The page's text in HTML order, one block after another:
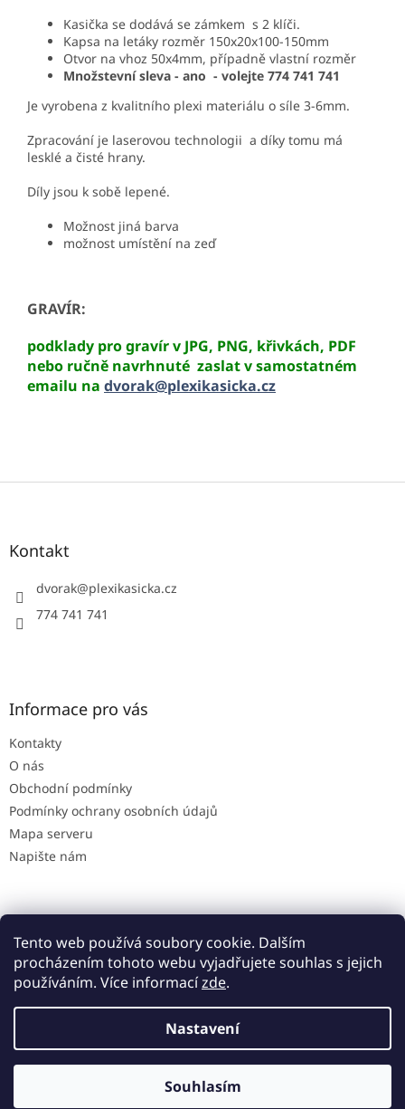
Tento web používá soubory cookie. Dalším
procházením tohoto webu vyjadřujete souhlas s jejich
používáním. Více informacízde.
Nastavení
Souhlasím
Kasička se dodává se zámkem s 2 klíči.
Kapsa na letáky rozměr 150x20x100-150mm
Otvor na vhoz 50x4mm, případně vlastní rozměr
Množstevní sleva - ano - volejte 774 741 741
Je vyrobena z kvalitního plexi materiálu o síle 3-6mm.
Zpracování je laserovou technologii a díky tomu má
lesklé a čisté hrany.
Díly jsou k sobě lepené.
Možnost jiná barva
možnost umístění na zeď
GRAVÍR:
podklady pro gravír v JPG, PNG, křivkách, PDF
nebo ručně navrhnuté zaslat v samostatném
emailu na dvorak@plexikasicka.cz
Z
Kontakt
dvorak@plexikasicka.cz
774 741 741
Informace pro vás
Kontakty
O nás
Obchodní podmínky
Podmínky ochrany osobních údajů
Mapa serveru
Napište nám
Copyright 2026Plexi pokladničky a kasičky. Všechna práva
vyhrazena.